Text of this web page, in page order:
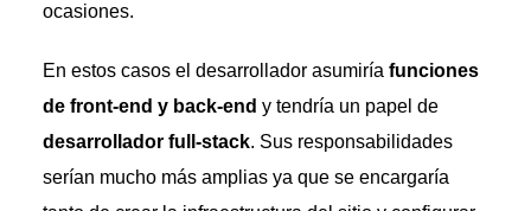
ocasiones.
En estos casos el desarrollador asumiría funciones
de front-end y back-end y tendría un papel de
desarrollador full-stack. Sus responsabilidades
serían mucho más amplias ya que se encargaría